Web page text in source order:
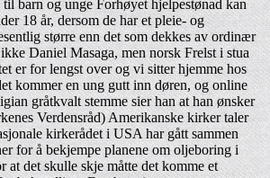
barn og unge Forhøyet hjelpestønad kan
18 år, dersom de har et pleie- og
større enn det som dekkes av ordinær
Daniel Masaga, men norsk Frelst i stua
er for lengst over og vi sitter hjemme hos
kommer en ung gutt inn døren, og online
gråtkvalt stemme sier han at han ønsker
Verdensråd) Amerikanske kirker taler
kirkerådet i USA har gått sammen
for å bekjempe planene om oljeboring i
at det skulle skje måtte det komme et